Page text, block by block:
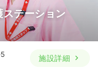
ステーション
施設詳細